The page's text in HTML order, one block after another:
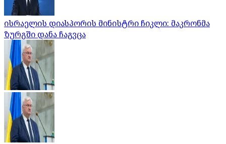
ისრაელის დიასპორის მინისტრი ჩიკლი: მაკრონმა
ზურგში დანა ჩაგვცა